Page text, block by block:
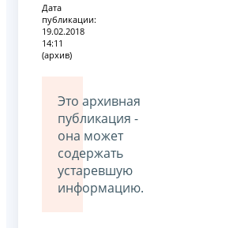
Дата
публикации:
19.02.2018
14:11
(архив)
Это архивная
публикация -
она может
содержать
устаревшую
информацию.